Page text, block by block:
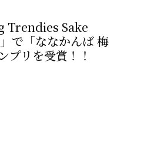
Trendies Sake
で「ななかんば 梅
プリを受賞！！